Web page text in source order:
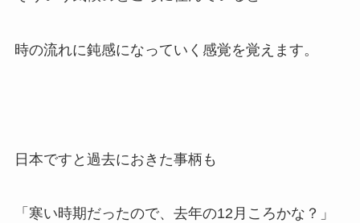
時の流れに鈍感になっていく感覚を覚えます。
日本ですと過去におきた事柄も
「寒い時期だったので、去年の12月ころかな？」